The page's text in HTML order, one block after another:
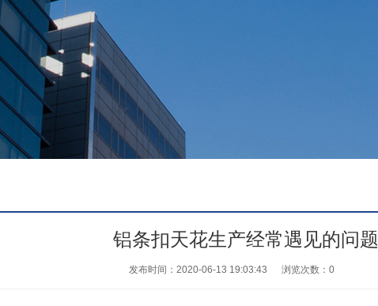
铝条扣天花生产经常遇见的问题
发布时间：2020-06-13 19:03:43 浏览次数： 0